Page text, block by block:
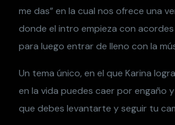
me das” en la cual nos ofrece una
donde el intro empieza con
para luego entrar de lleno con la
Un tema único, en el que Karina
en la vida puedes caer por engaño
que debes levantarte y seguir tu